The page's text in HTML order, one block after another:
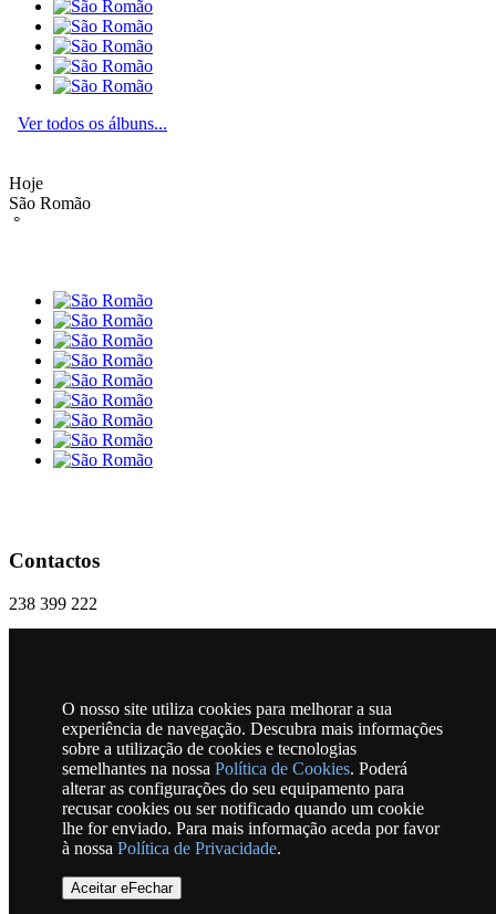
O nosso site utiliza cookies para melhorar a sua
experiência de navegação. Descubra mais informações
sobre a utilização de cookies e tecnologias
semelhantes na nossa Política de Cookies. Poderá
alterar as configurações do seu equipamento para
recusar cookies ou ser notificado quando um cookie
lhe for enviado. Para mais informação aceda por favor
à nossa Política de Privacidade.
Aceitar eFechar
Ver todos os álbuns...
Hoje
São Romão
°
Contactos
238 399 222
Horário
Mapa